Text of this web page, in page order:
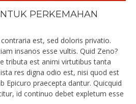
PERKEMAHAN
est, sed doloris privatio.
insanos esse vultis. Quid Zeno?
tributa est animi virtutibus tanta
res digna odio est, nisi quod est
Epicuro praecepta dantur. Quicquid
id continuo debet expletum esse